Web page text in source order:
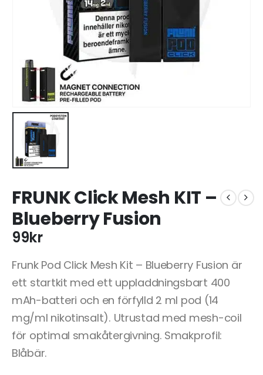
FRUNK Click Mesh KIT –
Blueberry Fusion
99kr
Frunk Pod Click Mesh Kit – Blueberry Fusion är
ett startkit med ett uppladdningsbart 400
mAh-batteri och en förfylld 2 ml pod (14
mg/ml nikotinsalt). Utrustad med mesh-coil
för optimal smakåtergivning. Smakprofil:
Blåbär.